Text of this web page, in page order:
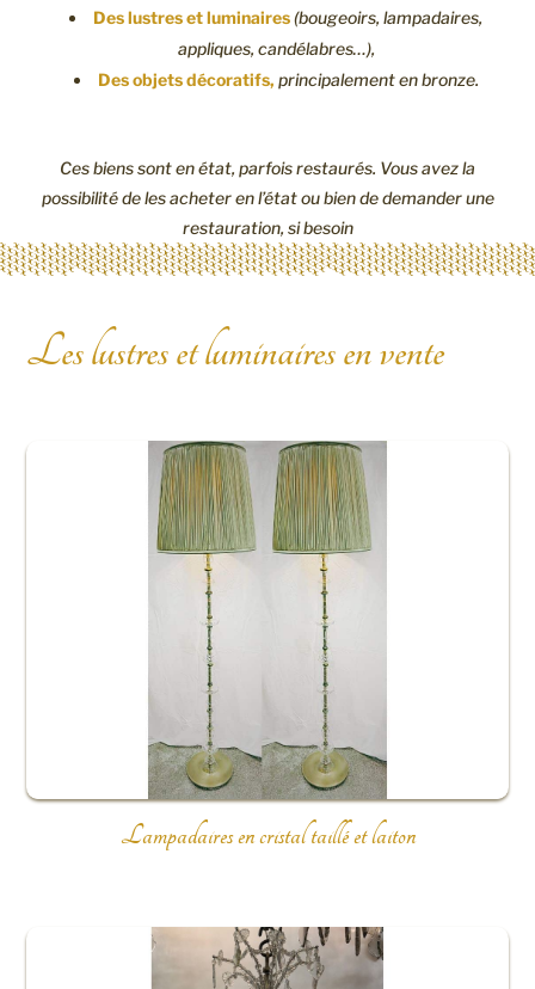
Des lustres et luminaires(bougeoirs, lampadaires,
appliques, candélabres…),
Des objets décoratifs, principalement en bronze.
Ces biens sont en état, parfois restaurés. Vous avez la
possibilité de les acheter en l’état ou bien de demander une
restauration, si besoin
Les lustres et luminaires en vente
Lampadaires en cristal taillé et laiton